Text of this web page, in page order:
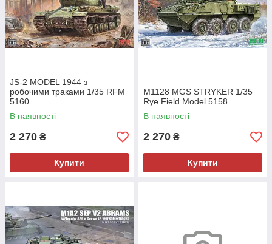
JS-2 MODEL 1944 з
робочими траками 1/35 RFM
5160
В наявності
2 270 ₴
Купити
M1128 MGS STRYKER 1/35
Rye Field Model 5158
В наявності
2 270 ₴
Купити